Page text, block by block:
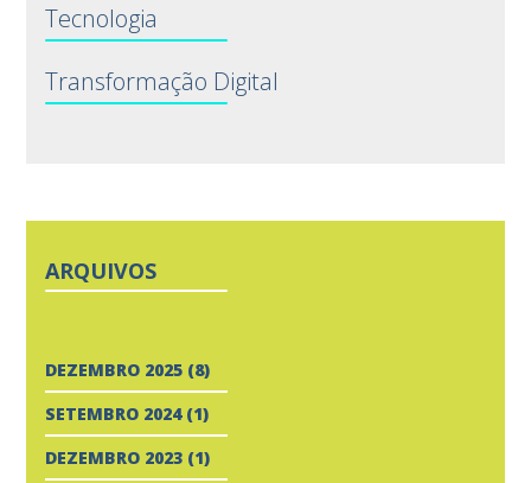
Tecnologia
Transformação Digital
ARQUIVOS
DEZEMBRO 2025 (8)
SETEMBRO 2024(1)
DEZEMBRO 2023 (1)